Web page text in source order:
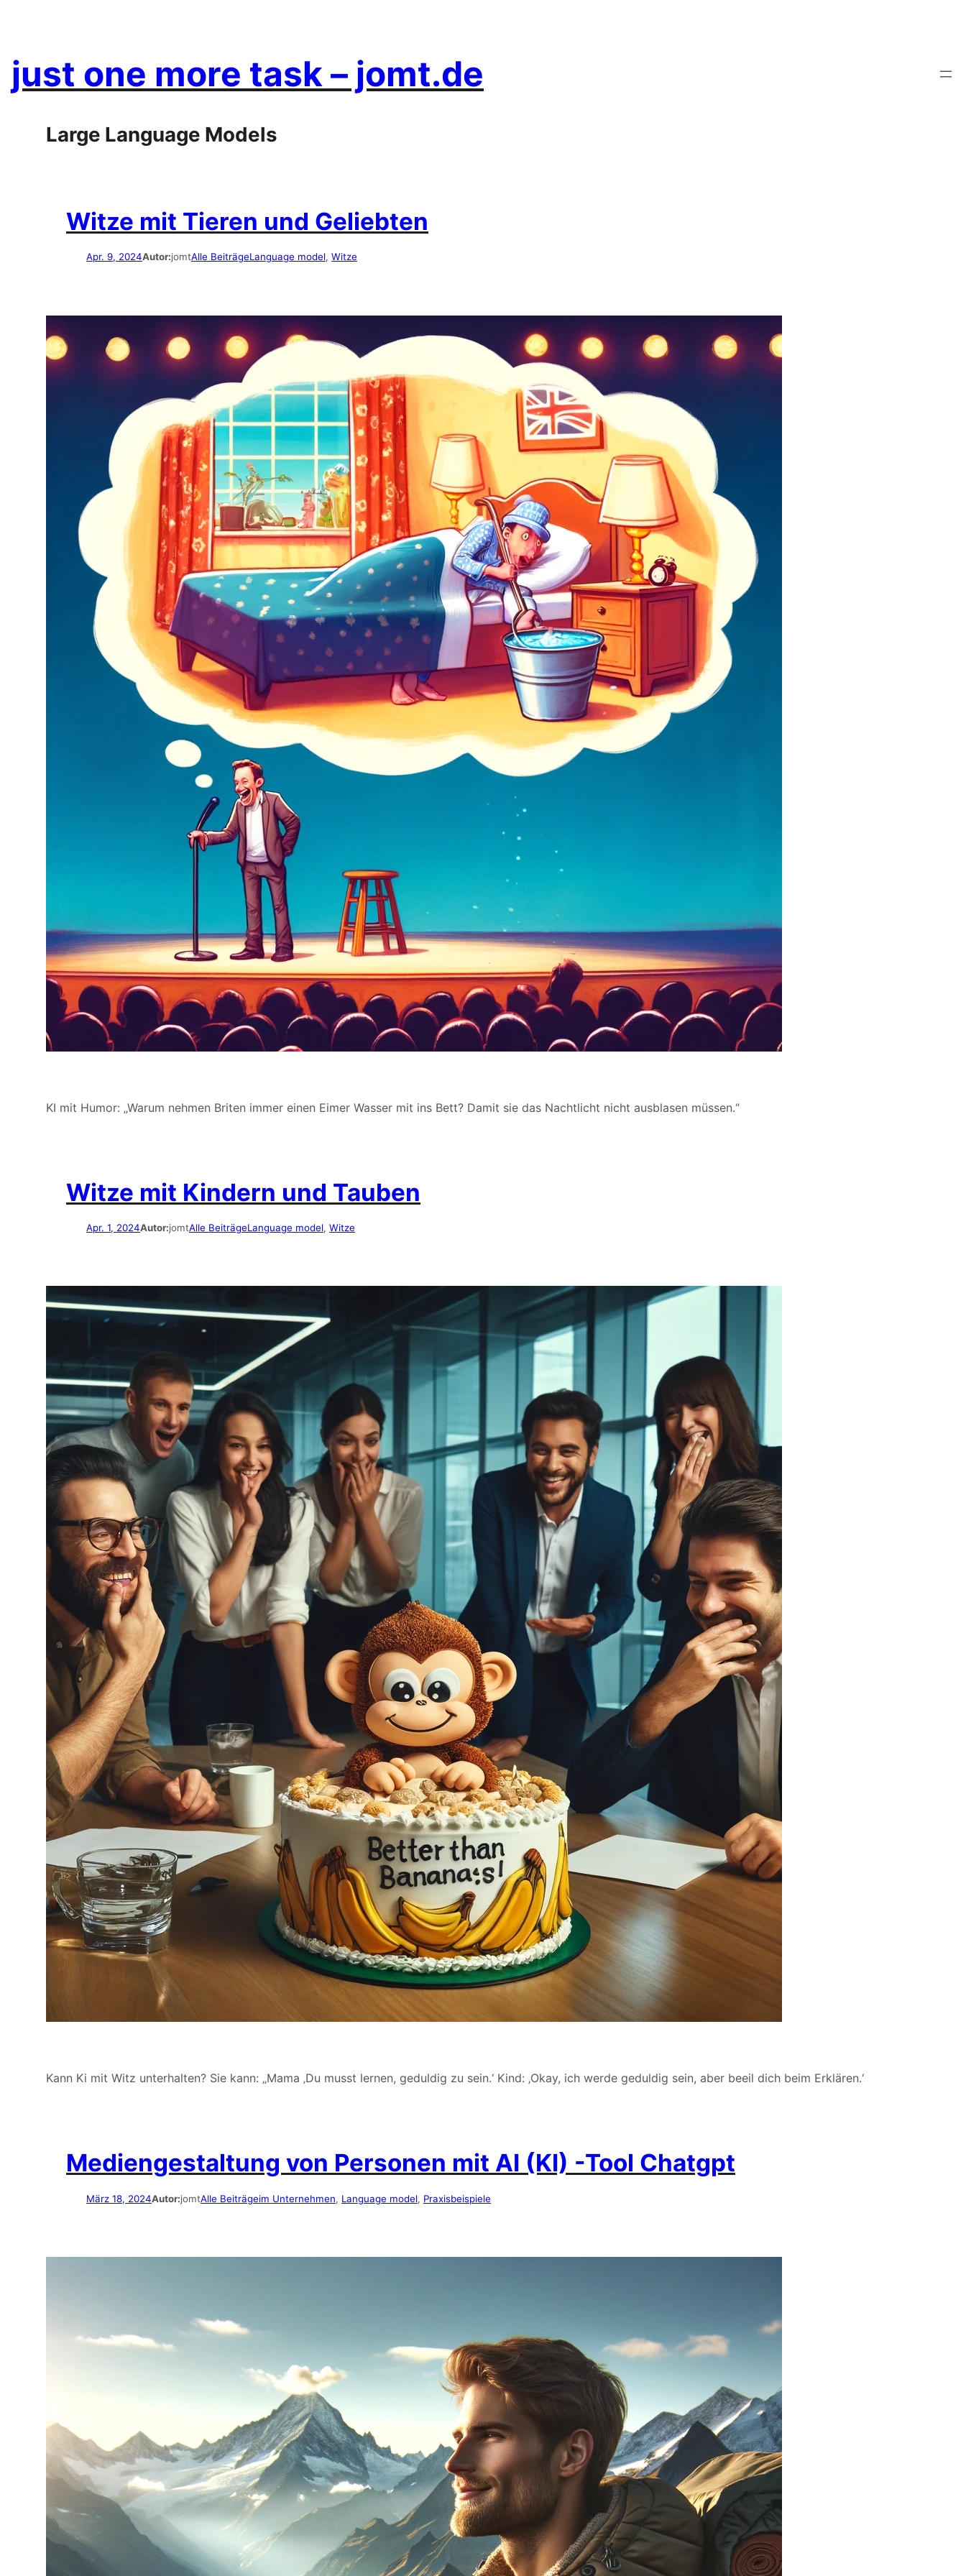
just one more task – jomt.de
Large Language Models
Witze mit Tieren und Geliebten
Apr. 9, 2024Autor:jomtAlle BeiträgeLanguage model, Witze
KI mit Humor: „Warum nehmen Briten immer einen Eimer Wasser mit ins Bett? Damit sie das Nachtlicht nicht ausblasen müssen.“
Witze mit Kindern und Tauben
Apr. 1, 2024Autor:jomtAlle BeiträgeLanguage model, Witze
Kann Ki mit Witz unterhalten? Sie kann: „Mama ‚Du musst lernen, geduldig zu sein.‘ Kind: ‚Okay, ich werde geduldig sein, aber beeil dich beim Erklären.‘
Mediengestaltung von Personen mit AI (KI) -Tool Chatgpt
März 18, 2024Autor:jomtAlle Beiträgeim Unternehmen, Language model, Praxisbeispiele